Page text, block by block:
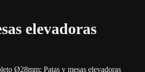
elevadoras
Ø28mm: Patas y mesas elevadoras